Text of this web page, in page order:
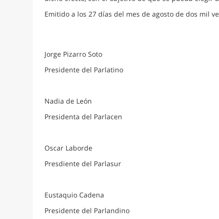
Emitido a los 27 días del mes de agosto de dos mil
Jorge Pizarro Soto
Presidente del Parlatino
Nadia de León
Presidenta del Parlacen
Oscar Laborde
Presdiente del Parlasur
Eustaquio Cadena
Presidente del Parlandino